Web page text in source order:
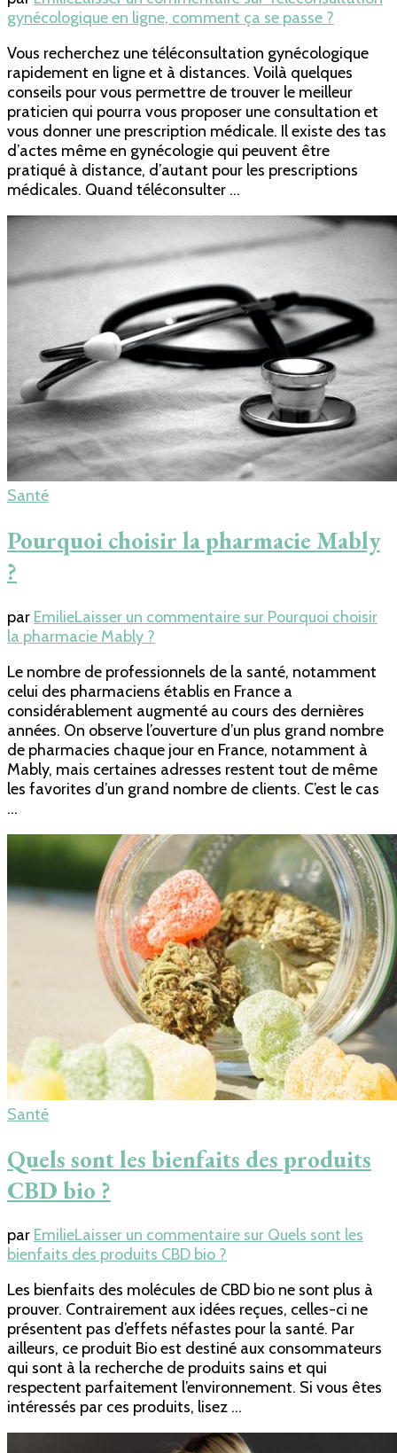
gynécologique en ligne, comment ça se passe ?
Vous recherchez une téléconsultation gynécologique
rapidement en ligne et à distances. Voilà quelques
conseils pour vous permettre de trouver le meilleur
praticien qui pourra vous proposer une consultation et
vous donner une prescription médicale. Il existe des tas
d’actes même en gynécologie qui peuvent être
pratiqué à distance, d’autant pour les prescriptions
médicales. Quand téléconsulter …
Santé
Pourquoi choisir la pharmacie Mably
?
par EmilieLaisser un commentaire sur Pourquoi choisir
la pharmacie Mably ?
Le nombre de professionnels de la santé, notamment
celui des pharmaciens établis en France a
considérablement augmenté au cours des dernières
années. On observe l’ouverture d’un plus grand nombre
de pharmacies chaque jour en France, notamment à
Mably, mais certaines adresses restent tout de même
les favorites d’un grand nombre de clients. C’est le cas
…
Santé
Quels sont les bienfaits des produits
CBD bio ?
par EmilieLaisser un commentaire sur Quels sont les
bienfaits des produits CBD bio ?
Les bienfaits des molécules de CBD bio ne sont plus à
prouver. Contrairement aux idées reçues, celles-ci ne
présentent pas d’effets néfastes pour la santé. Par
ailleurs, ce produit Bio est destiné aux consommateurs
qui sont à la recherche de produits sains et qui
respectent parfaitement l’environnement. Si vous êtes
intéressés par ces produits, lisez …